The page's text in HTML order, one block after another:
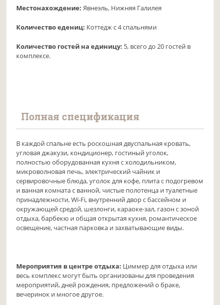
Местонахождение: Явнеэль, Нижняя Галилея
Количество едениц: Коттедж с 4 спальнями
Количество гостей на единицу: 5, всего до 20 гостей в
комплексе.
Полная спецификация
В каждой спальне есть роскошная двуспальная кровать,
угловая джакузи, кондиционер, гостиный уголок,
полностью оборудованная кухня с холодильником,
микроволновая печь, электрический чайник и
сервировочные блюда, уголок для кофе, плита с подогревом
и ванная комната с ванной, чистые полотенца и туалетные
принадлежности, Wi-Fi, внутренний двор с бассейном и
окружающей средой, шезлонги, караоке-зал, газон с зоной
отдыха, барбекю и общая открытая кухня, романтическое
освещение, частная парковка и захватывающие виды.
Мероприятия в центре отдыха: Циммер для отдыха или
весь комплекс могут быть организованы для проведения
мероприятий, дней рождения, предложений о браке,
вечеринок и многое другое.